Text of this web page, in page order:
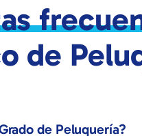
de
de Peluquería?